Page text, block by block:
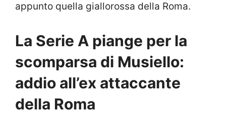
appunto quella giallorossa della Roma.
La Serie A piange per la
scomparsa di Musiello:
addio all’ex attaccante
della Roma